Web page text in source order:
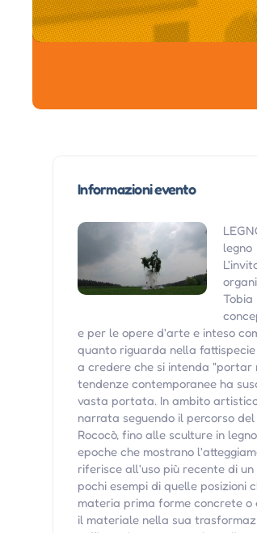
Informazioni evento
legno
Tobia
e per le opere d'arte e inteso
quanto riguarda nella
a credere che si intenda
tendenze contemporanee ha
vasta portata. In ambito
narrata seguendo il percorso
Rococò, fino alle sculture in
epoche che mostrano
riferisce all'uso più recente di
pochi esempi di quelle
materia prima forme concrete o
il materiale nella sua